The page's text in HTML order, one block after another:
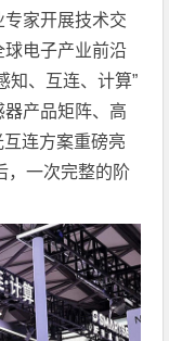
家开展技术交
电子产业前沿
知、互连、计算”
产品矩阵、高
连方案重磅亮
，一次完整的阶